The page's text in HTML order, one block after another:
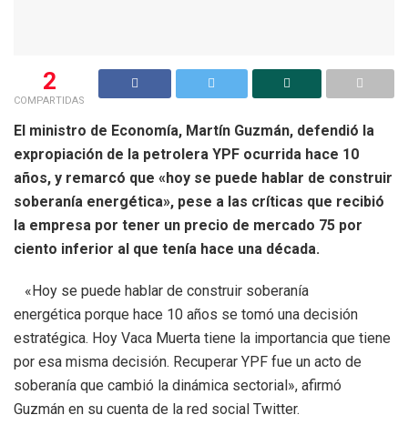
2
COMPARTIDAS
El ministro de Economía, Martín Guzmán, defendió la
expropiación de la petrolera YPF ocurrida hace 10
años, y remarcó que «hoy se puede hablar de construir
soberanía energética», pese a las críticas que recibió
la empresa por tener un precio de mercado 75 por
ciento inferior al que tenía hace una década.
«Hoy se puede hablar de construir soberanía
energética porque hace 10 años se tomó una decisión
estratégica. Hoy Vaca Muerta tiene la importancia que tiene
por esa misma decisión. Recuperar YPF fue un acto de
soberanía que cambió la dinámica sectorial», afirmó
Guzmán en su cuenta de la red social Twitter.